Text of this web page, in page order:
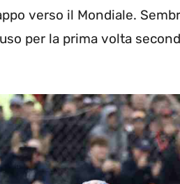
verso il Mondiale.
per la prima volta